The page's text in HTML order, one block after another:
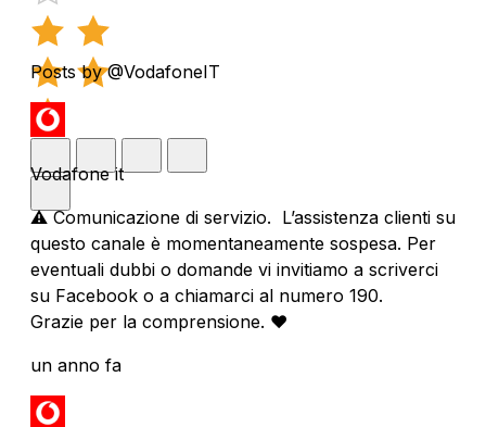
Posts by @VodafoneIT
Vodafone it
⚠️ Comunicazione di servizio. L’assistenza clienti su
questo canale è momentaneamente sospesa. Per
eventuali dubbi o domande vi invitiamo a scriverci
su Facebook o a chiamarci al numero 190.
Grazie per la comprensione. ❤️
un anno fa